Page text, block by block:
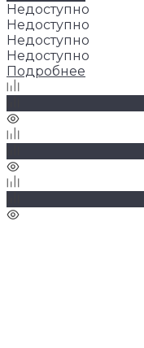
Недоступно
Недоступно
Недоступно
Недоступно
Подробнее